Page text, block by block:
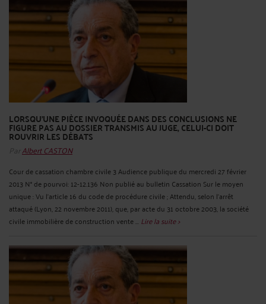
LORSQU'UNE PIÈCE INVOQUÉE DANS DES CONCLUSIONS NE
FIGURE PAS AU DOSSIER TRANSMIS AU JUGE, CELUI-CI DOIT
ROUVRIR LES DÉBATS
ParAlbert CASTON
Cour de cassation chambre civile 3 Audience publique du mercredi 27 février
2013 N° de pourvoi: 12-12.136 Non publié au bulletin Cassation Sur le moyen
unique : Vu l'article 16 du code de procédure civile ; Attendu, selon l'arrêt
attaqué (Lyon, 22 novembre 2011), que, par acte du 31 octobre 2003, la société
civile immobilière de construction vente ... Lire la suite >